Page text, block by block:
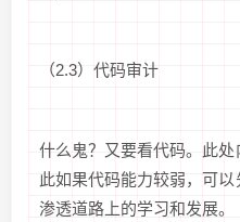
（2.3）代码审计
什么鬼？又要看代码。此
此如果代码能力较弱，可
渗透道路上的学习和发展。